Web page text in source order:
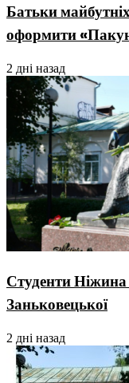
Батьки
оформити
2 дні назад
Студенти
Заньковецької
2 дні назад